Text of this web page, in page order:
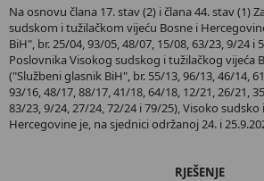
Na osnovu člana 17. stav (2) i člana 44. stav (1)
sudskom i tužilačkom vijeću Bosne i
BiH", br. 25/04, 93/05, 48/07, 15/08, 63/23, 9/24 i
Poslovnika Visokog sudskog i tužilačkog vijeća
("Službeni glasnik BiH", br. 55/13, 96/13, 46/14,
93/16, 48/17, 88/17, 41/18, 64/18, 12/21, 26/21,
83/23, 9/24, 27/24, 72/24 i 79/25), Visoko
Hercegovine je, na sjednici održanoj 24. i
RJEŠENJE